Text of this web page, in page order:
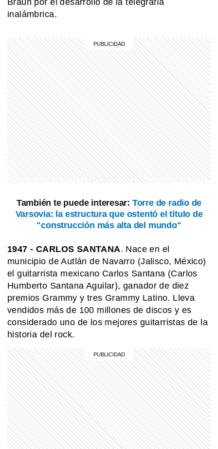
Braun por el desarrollo de la telegrafía
inalámbrica.
También te puede interesar: Torre de radio de
Varsovia: la estructura que ostentó el título de
"construcción más alta del mundo"
1947 - CARLOS SANTANA. Nace en el
municipio de Autlán de Navarro (Jalisco, México)
el guitarrista mexicano Carlos Santana (Carlos
Humberto Santana Aguilar), ganador de diez
premios Grammy y tres Grammy Latino. Lleva
vendidos más de 100 millones de discos y es
considerado uno de los mejores guitarristas de la
historia del rock.
obra de arte que se vendió por 6
millones de dólares
COMUNIDAD EDUCATIVA
Crianza 2.0: qué son las vacunas y
por qué son importantes desde la
primera infancia
MI PAIS
Shincal de Quimivil: la increíble
ciudad incaica de Catamarca que
sigue asombrando
PERSONAS
es el santo del pan y el trabajo?
Crianza 2.0: la literatura infantil y
cómo fomentarla en las casas y
escuelas
MI PAIS
24 de junio: ¿Por qué es uno de los
días más "argentinos" que existe?
Crianza 2.0: qué son las vacunas y
por qué son importantes desde la
primera infancia
SABER MAS
¿Por qué los perros dan vueltas antes
de dormir?